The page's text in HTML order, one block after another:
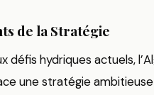
de la Stratégie
défis hydriques actuels,
une stratégie